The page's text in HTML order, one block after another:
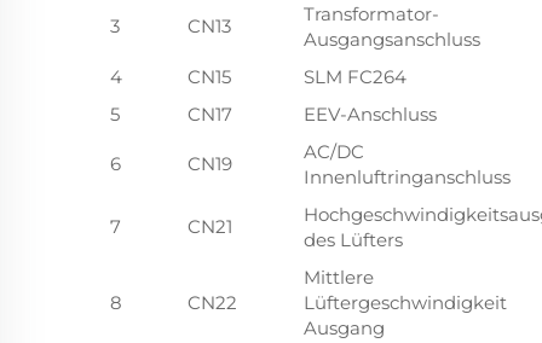
3 CN13
Transformator-
Ausgangsanschluss
4
CN15
SLM FC264
5
CN17 EEV-Anschluss
6 CN19
AC/DC
Innenluftringanschluss
7 CN21
des Lüfters
8 CN22
Mittlere
Lüftergeschwindigkeit
Ausgang